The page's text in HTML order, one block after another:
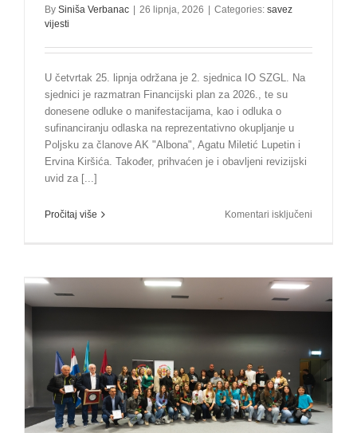
By Siniša Verbanac | 26 lipnja, 2026 | Categories: savez
vijesti
U četvrtak 25. lipnja održana je 2. sjednica IO SZGL. Na
sjednici je razmatran Financijski plan za 2026., te su
donesene odluke o manifestacijama, kao i odluka o
sufinanciranju odlaska na reprezentativno okupljanje u
Poljsku za članove AK "Albona", Agatu Miletić Lupetin i
Ervina Kiršića. Također, prihvaćen je i obavljeni revizijski
uvid za [...]
Pročitaj više Komentari isključeni
IO